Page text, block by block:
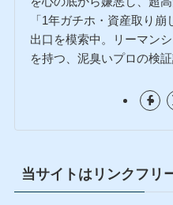
運用する現役銀行系SE×
を心の底から嫌悪し、超